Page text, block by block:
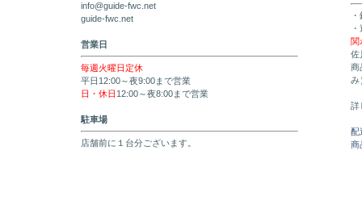
info@guide-fwc.net
guide-fwc.net
営業日
毎週火曜日定休
平日12:00～夜9:00まで営業
日・休日 12:00～夜8:00まで営業
駐車場
店舗前に１台分ございます。
関
佐
商
み
詳
配
商